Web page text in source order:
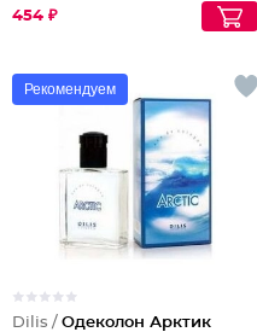
454 ₽
Рекомендуем
Dilis / Одеколон Арктик